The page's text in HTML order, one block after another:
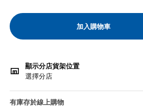
加入購物車
顯示分店貨架位置
選擇分店
有庫存於線上購物